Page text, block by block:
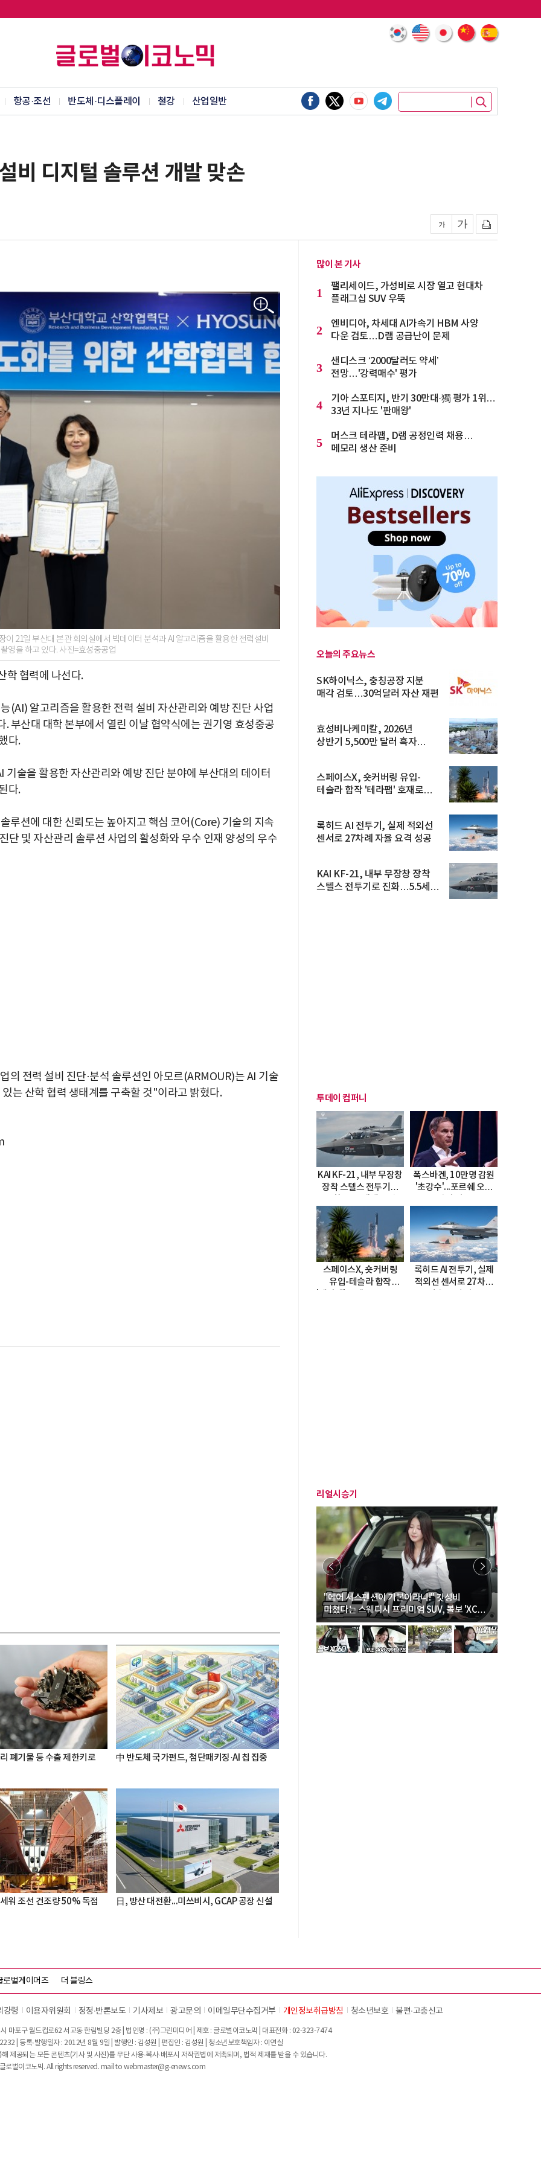
항공·조선 반도체·디스플레이 철강 산업일반
비 디지털 솔루션 개발 맞손
21일 부산대 본관 회의실에서 빅데이터 분석과 AI 알고리즘을 활용한 전력설비
영을 하고 있다. 사진=효성중공업
학 협력에 나선다.
(AI) 알고리즘을 활용한 전력 설비 자산관리와 예방 진단 사업
부산대 대학 본부에서 열린 이날 협약식에는 권기영 효성중공
다.
술을 활용한 자산관리와 예방 진단 분야에 부산대의 데이터
다.
루션에 대한 신뢰도는 높아지고 핵심 코어(Core) 기술의 지속
단 및 자산관리 솔루션 사업의 활성화와 우수 인재 양성의 우수
의 전력 설비 진단·분석 솔루션인 아모르(ARMOUR)는 AI 기술
는 산학 협력 생태계를 구축할 것"이라고 밝혔다.
폐기물 등 수출 제한키로 中 반도체 국가펀드, 첨단패키징·AI 칩 집중
워 조선 건조량 50% 독점 日, 방산 대전환...미쓰비시, GCAP 공장 신설
많이 본 기사
1
팰리세이드, 가성비로 시장 열고 현대차
플래그십 SUV 우뚝
2
엔비디아, 차세대 AI가속기 HBM 사양
다운 검토…D램 공급난이 문제
3
샌디스크 ‘2000달러도 약세’
전망…'강력매수' 평가
4
기아 스포티지, 반기 30만대·獨 평가 1위…
33년 지나도 '판매왕'
5
머스크 테라팹, D램 공정인력 채용…
메모리 생산 준비
오늘의 주요뉴스
SK하이닉스, 충칭공장 지분
매각 검토…30억달러 자산 재편
효성비나케미칼, 2026년
상반기 5,500만 달러 흑자
스페이스X, 숏커버링 유입-
테슬라 합작 '테라팹' 호재로
록히드 AI 전투기, 실제 적외선
센서로 27차례 자율 요격 성공
KAI KF-21, 내부 무장창 장착
스텔스 전투기로 진화…5.5세대
투데이 컴퍼니
KAI KF-21, 내부 무장창
장착 스텔스 전투기로
폭스바겐, 10만명 감원
'초강수'...포르쉐 오너
스페이스X, 숏커버링
유입-테슬라 합작
록히드 AI 전투기, 실제
적외선 센서로 27차례
리얼시승기
"에어 서스펜션이 기본이라니!" 갓성비
미쳤다는 스웨디시 프리미엄 SUV, 볼보 'XC60
B5 울트라'
로벌게이머즈 더 블링스
강령 이용자위원회 정정∙반론보도 기사제보 광고문의 이메일무단수집거부 개인정보취급방침 청소년보호 불편∙고충신고
마포구 월드컵로62 서교동 한림빌딩 2층 | 법인명 : (주)그린미디어 | 제호 : 글로벌이코노믹 | 대표전화 : 02-323-7474
| 등록·발행일자 : 2012년 8월 9일 | 발행인 : 김성원 | 편집인 : 김성원 | 청소년보호책임자 : 이연실
제공되는 모든 콘텐츠(기사 및 사진)를 무단 사용·복사·배포시 저작권법에 저촉되며, 법적 제재를 받을 수 있습니다.
로벌이코노믹. All rights reserved. mail to webmaster@g-enews.com